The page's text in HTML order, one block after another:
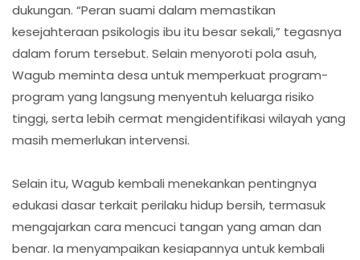
dukungan. “Peran suami dalam memastikan
kesejahteraan psikologis ibu itu besar sekali,” tegasnya
dalam forum tersebut. Selain menyoroti pola asuh,
Wagub meminta desa untuk memperkuat program-
program yang langsung menyentuh keluarga risiko
tinggi, serta lebih cermat mengidentifikasi wilayah yang
masih memerlukan intervensi.
Selain itu, Wagub kembali menekankan pentingnya
edukasi dasar terkait perilaku hidup bersih, termasuk
mengajarkan cara mencuci tangan yang aman dan
benar. Ia menyampaikan kesiapannya untuk kembali